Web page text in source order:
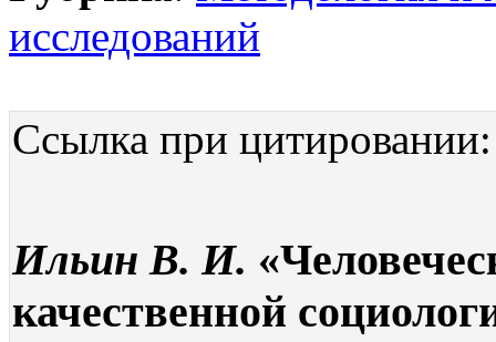
исследований
Ссылка при цитировании:
Ильин В. И.
качественной